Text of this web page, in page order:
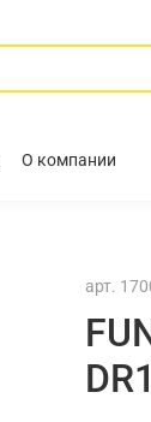
О компании
арт.